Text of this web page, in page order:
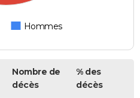
Hommes
Nombre de
décès
% des
décès